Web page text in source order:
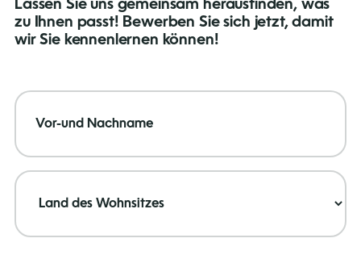
Lassen Sie uns gemeinsam herausfinden, was
zu Ihnen passt! Bewerben Sie sich jetzt, damit
wir Sie kennenlernen können!